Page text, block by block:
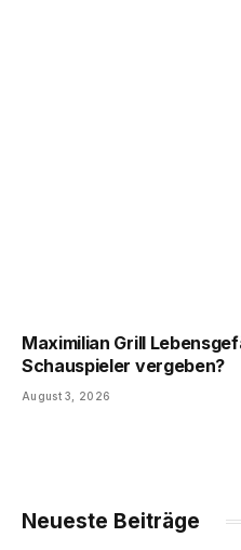
Maximilian Grill
Schauspieler vergeben?
August 3, 2026
Neueste Beiträge